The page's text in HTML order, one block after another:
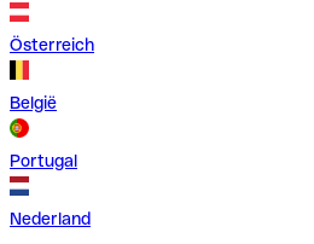
Österreich
België
Portugal
Nederland